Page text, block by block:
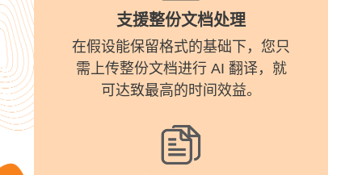
支援整份文档处理
在假设能保留格式的基础下，您只
需上传整份文档进行 AI 翻译，就
可达致最高的时间效益。